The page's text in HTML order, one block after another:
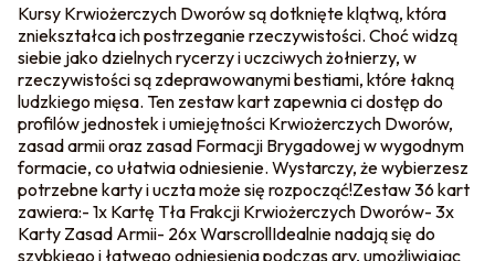
Kursy Krwiożerczych Dworów są dotknięte klątwą, która
zniekształca ich postrzeganie rzeczywistości. Choć widzą
siebie jako dzielnych rycerzy i uczciwych żołnierzy, w
rzeczywistości są zdeprawowanymi bestiami, które łakną
ludzkiego mięsa. Ten zestaw kart zapewnia ci dostęp do
profilów jednostek i umiejętności Krwiożerczych Dworów,
zasad armii oraz zasad Formacji Brygadowej w wygodnym
formacie, co ułatwia odniesienie. Wystarczy, że wybierzesz
potrzebne karty i uczta może się rozpocząć!Zestaw 36 kart
zawiera:- 1x Kartę Tła Frakcji Krwiożerczych Dworów- 3x
Karty Zasad Armii- 26x WarscrollIdealnie nadają się do
szybkiego i łatwego odniesienia podczas gry, umożliwiając